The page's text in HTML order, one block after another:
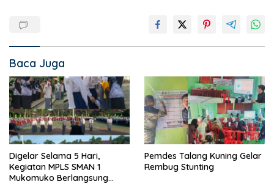
Baca Juga
Digelar Selama 5 Hari,
Kegiatan MPLS SMAN 1
Mukomuko Berlangsung
Pemdes Talang Kuning Gelar
Rembug Stunting